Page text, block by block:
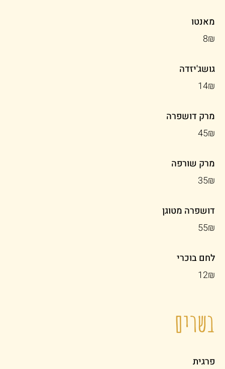
מאנטו
‏8 ‏₪
גושג'יזדה
‏14 ‏₪
מרק דושפרה
‏45 ‏₪
מרק שורפה
‏35 ‏₪
דושפרה מטוגן
‏55 ‏₪
לחם בוכרי
‏12 ‏₪
בשרים
פרגית